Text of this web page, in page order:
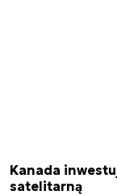
Kanada
satelitarną